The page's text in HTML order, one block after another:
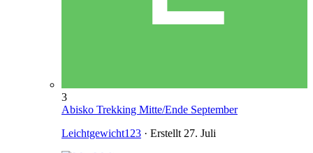
3
Abisko Trekking Mitte/Ende September
Leichtgewicht123 · Erstellt 27. Juli